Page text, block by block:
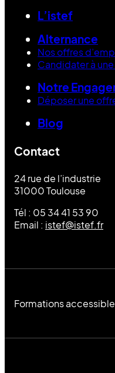
L’istef
Alternance
Nos offres
Candidater à
Notre
Déposer une
Blog
Contact
24 rue de l’industrie
31000 Toulouse
Tél : 05 34 41 53 90
Email : istef@istef.fr
Formations